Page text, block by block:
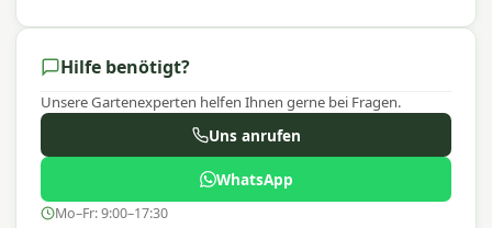
Hilfe benötigt?
Unsere Gartenexperten helfen Ihnen gerne bei Fragen.
Uns anrufen
WhatsApp
Mo–Fr: 9:00–17:30